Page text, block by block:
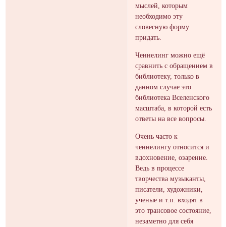
мыслей, которым
необходимо эту
словесную форму
придать.
Ченнелинг можно ещё
сравнить с обращением в
библиотеку, только в
данном случае это
библиотека Вселенского
масштаба, в которой есть
ответы на все вопросы.
Очень часто к
ченнелингу относится и
вдохновение, озарение.
Ведь в процессе
творчества музыканты,
писатели, художники,
ученые и т.п. входят в
это трансовое состояние,
незаметно для себя